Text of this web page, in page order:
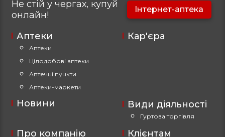
Не стій у чергах, купуй
онлайн!
Інтернет-аптека
Аптеки
Аптеки
Цілодобові аптеки
Аптечні пункти
Аптеки-маркети
Про компанію
Види діяльності
Гуртова торгівля
Новини
Клієнтам
Кар'єра